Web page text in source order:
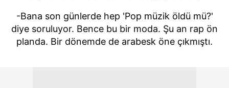
-Bana son günlerde hep 'Pop müzik öldü mü?'
diye soruluyor. Bence bu bir moda. Şu an rap ön
planda. Bir dönemde de arabesk öne çıkmıştı.